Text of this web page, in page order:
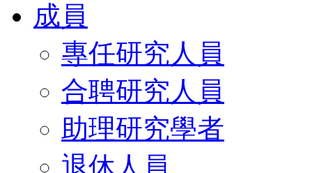
成員
專任研究人員
合聘研究人員
助理研究學者
退休人員